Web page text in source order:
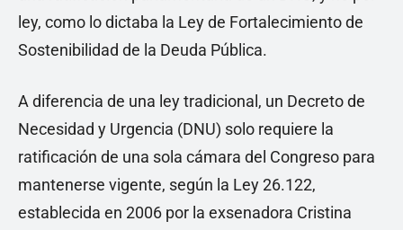
ley, como lo dictaba la Ley de Fortalecimiento de
Sostenibilidad de la Deuda Pública.
A diferencia de una ley tradicional, un Decreto de
Necesidad y Urgencia (DNU) solo requiere la
ratificación de una sola cámara del Congreso para
mantenerse vigente, según la Ley 26.122,
establecida en 2006 por la exsenadora Cristina